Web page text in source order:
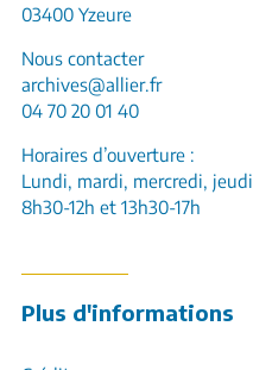
03400 Yzeure
Nous contacter
archives@allier.fr
04 70 20 01 40
Horaires d’ouverture :
Lundi, mardi, mercredi, jeudi
8h30-12h et 13h30-17h
Plus d'informations